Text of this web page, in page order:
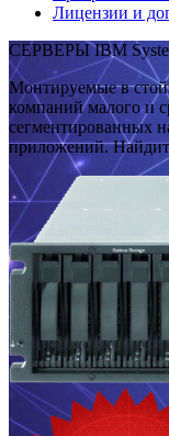
Лицензии и
СЕРВЕРЫ IBM
Монтируемые в
компаний малого и
сегментированных
приложений.